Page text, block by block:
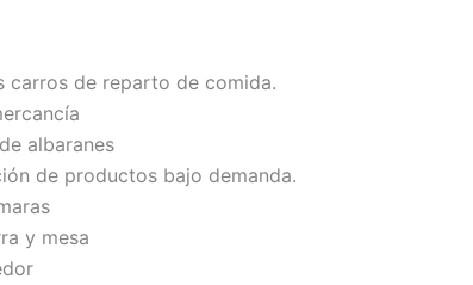
carros de reparto de comida.
albaranes
de productos bajo demanda.
y mesa